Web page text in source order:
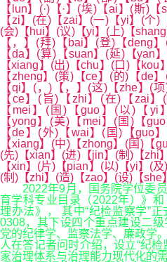
【lun】(·)【·】(埃)【ai】(斯)
【zi】(在)【zai】(一)【yi】(个)
(会)【hui】(议)【yi】(上)【
【，】(拜)【bai】(登)【deng
【da】(算)【suan】(延)【yan
【xiang】(出)【chu】(口)【
【zheng】(策)【ce】(的)【de
【qi】(，)【，】(这)【zhe】(
【ce】(旨)【zhi】(在)【zai
【mei】(国)【guo】(以)【
【yong】(美)【mei】(国)【
【de】(外)【wai】(国)【guo
【xiang】(中)【zhong】(国)【
(先)【xian】(进)【jin】(制)【zhi
【xin】(片)【pian】(以)【yi】(
(制)【zhi】(造)【zao】(设)【she
2022年9月，国务院学位委员
育学科专业目录（2022年）》
理办法》， 其中“纪检监察学”
0308，其下设四个重点建设二级
党的纪律学、监察法学、廉政学
人在答记者问时介绍，设立“纪
家治理体系与治理能力现代化的需